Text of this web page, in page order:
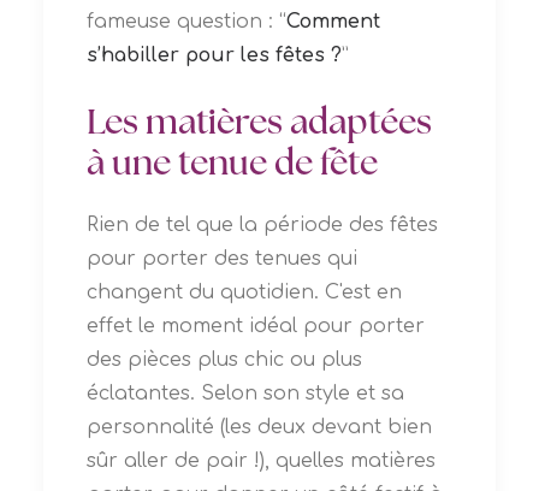
fameuse question : “Comment
s’habiller pour les fêtes ?”
Les matières adaptées
à une tenue de fête
Rien de tel que la période des fêtes
pour porter des tenues qui
changent du quotidien. C'est en
effet le moment idéal pour porter
des pièces plus chic ou plus
éclatantes. Selon son style et sa
personnalité (les deux devant bien
sûr aller de pair !), quelles matières